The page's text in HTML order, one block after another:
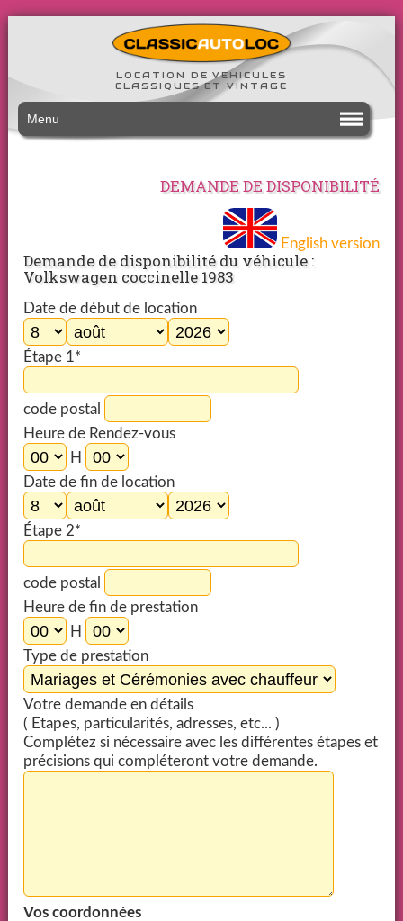
LOCATION DE VEHICULES
CLASSIQUES ET VINTAGE
Menu
DEMANDE DE DISPONIBILITÉ
English version
Demande de disponibilité du véhicule :
Volkswagen coccinelle 1983
Date de début de location
Étape 1*
code postal
Heure de Rendez-vous
H
Date de fin de location
Étape 2*
code postal
Heure de fin de prestation
H
Type de prestation
Votre demande en détails
( Etapes, particularités, adresses, etc... )
Complétez si nécessaire avec les différentes étapes et
précisions qui compléteront votre demande.
Vos coordonnées